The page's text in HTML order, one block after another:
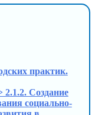
практик.
2.1.2. Создание
социально-